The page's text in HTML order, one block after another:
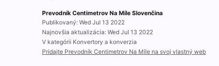
Prevodník Centimetrov Na Míle Slovenčina
Publikovaný: Wed Jul 13 2022
Najnovšia aktualizácia: Wed Jul 13 2022
V kategórii Konvertory a konverzia
Pridajte Prevodník Centimetrov Na Míle na svoj vlastný web